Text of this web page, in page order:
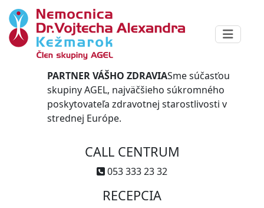
PARTNER VÁŠHO ZDRAVIASme súčasťou
skupiny AGEL, najväčšieho súkromného
poskytovateľa zdravotnej starostlivosti v
strednej Európe.
CALL CENTRUM
053 333 23 32
RECEPCIA